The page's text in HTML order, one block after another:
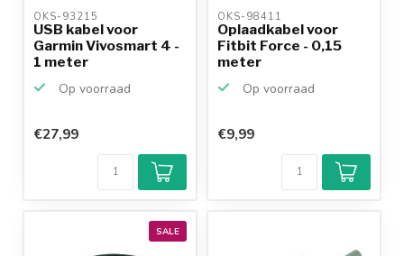
OKS-93215
USB kabel voor
Garmin Vivosmart 4 -
1 meter
Op voorraad
€27,99
OKS-98411
Oplaadkabel voor
Fitbit Force - 0,15
meter
Op voorraad
€9,99
SALE